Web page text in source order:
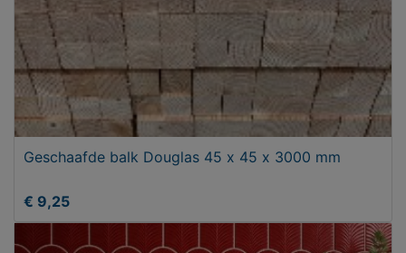
Geschaafde balk Douglas 45 x 45 x 3000 mm
€ 9,25